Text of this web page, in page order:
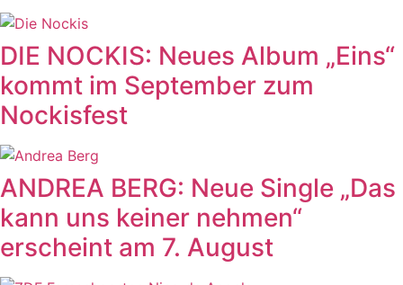
DIE NOCKIS: Neues Album „Eins“
kommt im September zum
Nockisfest
ANDREA BERG: Neue Single „Das
kann uns keiner nehmen“
erscheint am 7. August